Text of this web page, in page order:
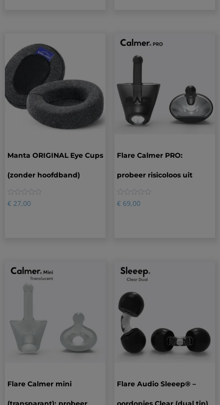
Manta ORIGINAL Eye Cups
(zonder hoofdband)
0
€ 27,00
Flare Calmer PRO:
probeer risicoloos uit
0
€69,00
Flare Calmer mini Flare Audio Sleeep® –